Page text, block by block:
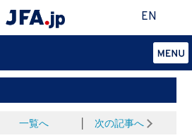
EN
一覧へ 次の記事へ